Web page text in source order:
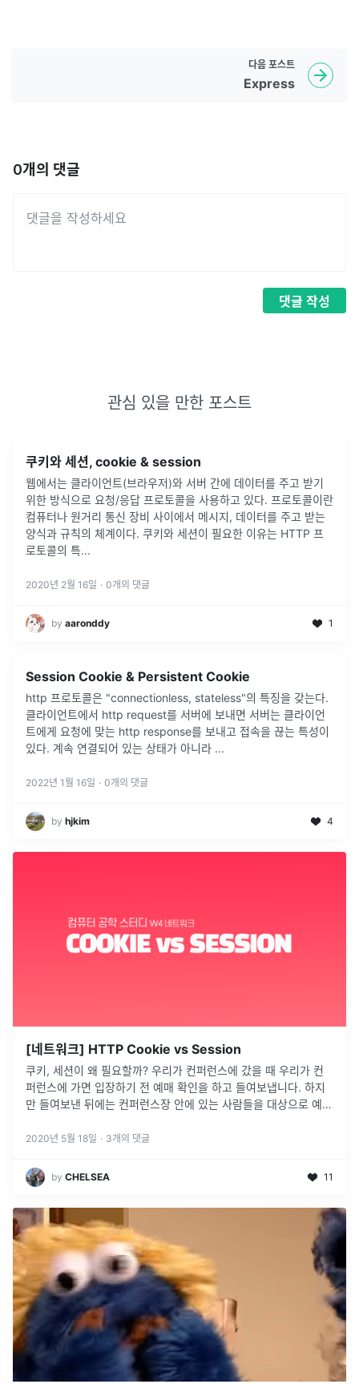
다음 포스트
Express
0개의 댓글
댓글 작성
관심 있을 만한 포스트
쿠키와 세션, cookie & session
웹에서는 클라이언트(브라우저)와 서버 간에 데이터를 주고 받기
위한 방식으로 요청/응답 프로토콜을 사용하고 있다. 프로토콜이란
컴퓨터나 원거리 통신 장비 사이에서 메시지, 데이터를 주고 받는
양식과 규칙의 체계이다. 쿠키와 세션이 필요한 이유는 HTTP 프
로토콜의 특...
2020년 2월 16일 · 0개의 댓글
by aaronddy 1
Session Cookie & Persistent Cookie
http 프로토콜은 "connectionless, stateless"의 특징을 갖는다.
클라이언트에서 http request를 서버에 보내면 서버는 클라이언
트에게 요청에 맞는 http response를 보내고 접속을 끊는 특성이
있다. 계속 연결되어 있는 상태가 아니라 ...
2022년 1월 16일 · 0개의 댓글
by hjkim 4
[네트워크] HTTP Cookie vs Session
쿠키, 세션이 왜 필요할까? 우리가 컨퍼런스에 갔을 때 우리가 컨
퍼런스에 가면 입장하기 전 예매 확인을 하고 들여보냅니다. 하지
만 들여보낸 뒤에는 컨퍼런스장 안에 있는 사람들을 대상으로 예매
고 몰래 숨어서...
2020년 5월 18일 · 3개의 댓글
by CHELSEA 11